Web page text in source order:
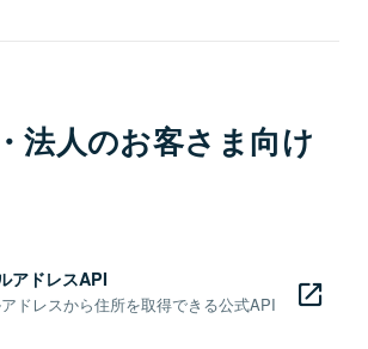
法人のお客さま向け
アドレスAPI
ドレスから住所を取得できる公式API